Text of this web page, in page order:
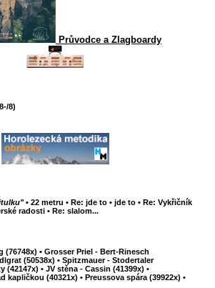
Průvodce a Zlagboardy
8)
• 22 metru • Re: jde to • jde to • Re: Vykřičník
radosti • Re: slalom...
(76748x) • Grosser Priel - Bert-Rinesch
(50538x) • Spitzmauer - Stodertaler
(42147x) • JV stěna - Cassin (41399x) •
kapličkou (40321x) • Preussova spára (39922x) •